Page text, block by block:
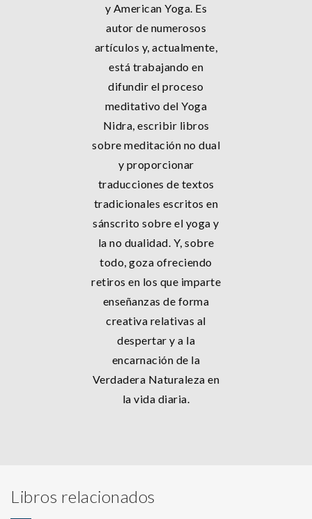
y American Yoga. Es
autor de numerosos
artículos y, actualmente,
está trabajando en
difundir el proceso
meditativo del Yoga
Nidra, escribir libros
sobre meditación no dual
y proporcionar
traducciones de textos
tradicionales escritos en
sánscrito sobre el yoga y
la no dualidad. Y, sobre
todo, goza ofreciendo
retiros en los que imparte
enseñanzas de forma
creativa relativas al
despertar y a la
encarnación de la
Verdadera Naturaleza en
la vida diaria.
Libros relacionados